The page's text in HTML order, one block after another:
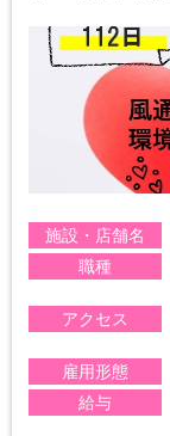
施設・店舗名
職種
アクセス
雇用形態
給与